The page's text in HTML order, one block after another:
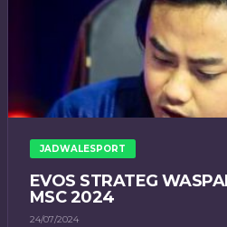
JADWALESPORT
EVOS STRATEG
MSC 2024
24/07/2024